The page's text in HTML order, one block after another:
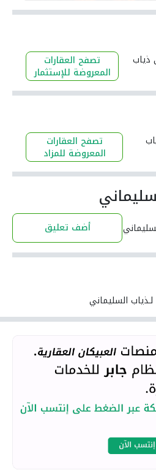
ذياب تصفح العقارات
المعروضة للإستثمار
تصفح العقارات
المعروضة للمزاد
أضف تعليق
السليماني